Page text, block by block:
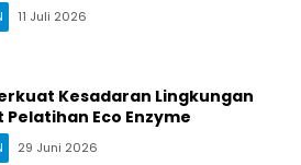
11 Juli 2026
Kesadaran Lingkungan
Pelatihan Eco Enzyme
29 Juni 2026